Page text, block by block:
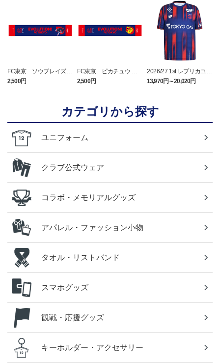
FC東京 ソウブレイズ
タオルマフラー
2,500円
FC東京 ピカチュウ タ
オルマフラー
2,500円
2026/27 1st レプリカユニ
フォーム 半袖
13,970円～20,020円
カテゴリから探す
ユニフォーム
クラブ公式ウェア
コラボ・メモリアルグッズ
アパレル・ファッション小物
タオル・リストバンド
スマホグッズ
観戦・応援グッズ
キーホルダー・アクセサリー